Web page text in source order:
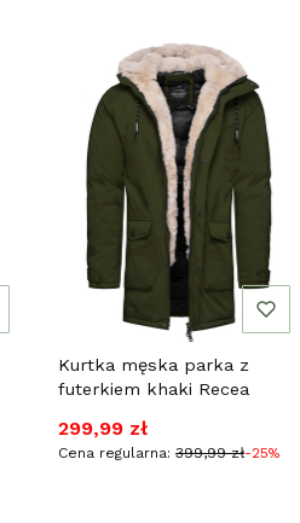
Kurtka męska parka z
futerkiem khaki Recea
Cena promocyjna
299,99 zł
Cena regularna: 399,99 zł-25%